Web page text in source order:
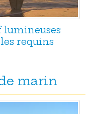
lumineuses
requins
marin